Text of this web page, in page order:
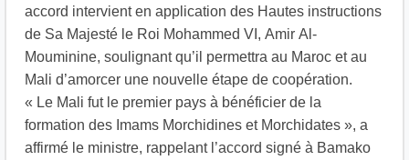
accord intervient en application des Hautes instructions
de Sa Majesté le Roi Mohammed VI, Amir Al-
Mouminine, soulignant qu’il permettra au Maroc et au
Mali d’amorcer une nouvelle étape de coopération.
« Le Mali fut le premier pays à bénéficier de la
formation des Imams Morchidines et Morchidates », a
affirmé le ministre, rappelant l’accord signé à Bamako